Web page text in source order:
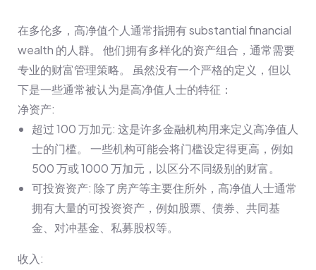
在多伦多，高净值个人通常指拥有 substantial financial
wealth 的人群。 他们拥有多样化的资产组合，通常需要
专业的财富管理策略。 虽然没有一个严格的定义，但以
下是一些通常被认为是高净值人士的特征：
净资产:
超过 100 万加元: 这是许多金融机构用来定义高净值人
士的门槛。 一些机构可能会将门槛设定得更高，例如
500 万或 1000 万加元，以区分不同级别的财富。
可投资资产: 除了房产等主要住所外，高净值人士通常
拥有大量的可投资资产，例如股票、债券、共同基
金、对冲基金、私募股权等。
收入: